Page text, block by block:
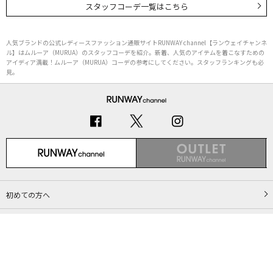
スタッフコーデ一覧はこちら
人気ブランドの公式レディースファッション通販サイトRUNWAY channel【ランウェイチャンネ
ル】はムルーア（MURUA）のスタッフコーデを紹介。新着、人気のアイテムを着こなすための
アイディア満載！ムルーア（MURUA）コーデの参考にしてください。スタッフランキングも必
見。
初めての方へ